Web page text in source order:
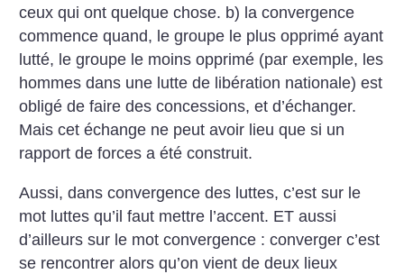
ceux qui ont quelque chose. b) la convergence
commence quand, le groupe le plus opprimé ayant
lutté, le groupe le moins opprimé (par exemple, les
hommes dans une lutte de libération nationale) est
obligé de faire des concessions, et d’échanger.
Mais cet échange ne peut avoir lieu que si un
rapport de forces a été construit.
Aussi, dans convergence des luttes, c’est sur le
mot luttes qu’il faut mettre l’accent. ET aussi
d’ailleurs sur le mot convergence : converger c’est
se rencontrer alors qu’on vient de deux lieux